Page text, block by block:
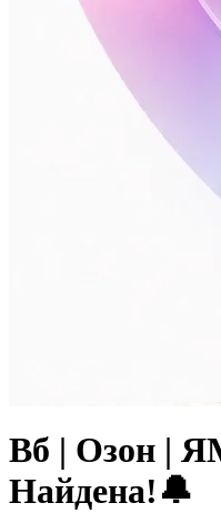
Вб | Озон |
Найдена!🔔